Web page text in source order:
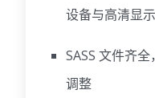
设备与高清显
SASS 文件齐
调整